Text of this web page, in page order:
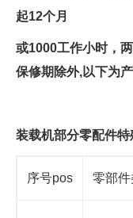
起12个月
或1000工作小时，
保修期除外,以下为
装载机部分零配件
序号pos 零部件